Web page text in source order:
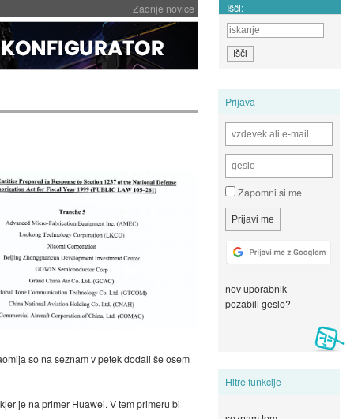
Zadnje novice Išči:
Prijava
Zapomni si me
nov uporabnik
pozabili geslo?
Hitre funkcije
so na seznam v petek dodali še osem
je na primer Huawei. V tem primeru bi